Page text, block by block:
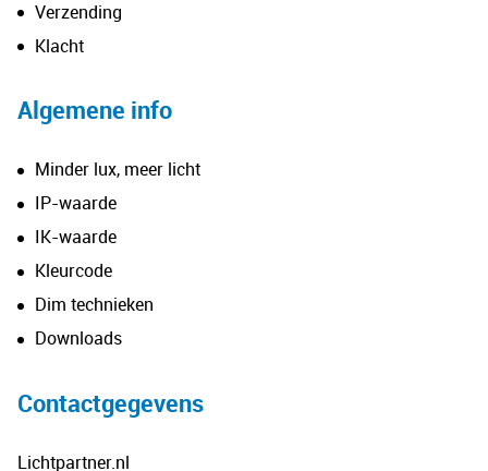
Verzending
Klacht
Algemene info
Minder lux, meer licht
IP-waarde
IK-waarde
Kleurcode
Dim technieken
Downloads
Contactgegevens
Lichtpartner.nl